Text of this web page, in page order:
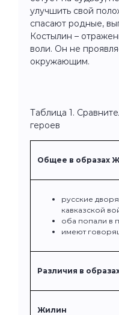
улучшить свой
спасают родные,
Костылин –
воли. Он не
окружающим.
Таблица 1.
героев
Общее в образах
русские
кавказской
оба попали в
имеют
Различия в
Жилин